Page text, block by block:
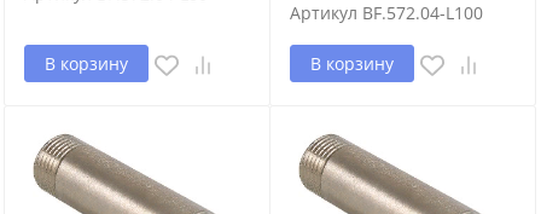
В корзину
Артикул BF.572.04-L100
В корзину